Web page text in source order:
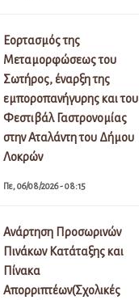
Εορτασμός της
Μεταμορφώσεως του
Σωτήρος, έναρξη της
εμποροπανήγυρης και του
Φεστιβάλ Γαστρονομίας
στην Αταλάντη του Δήμου
Λοκρών
Πε, 06/08/2026 - 08:15
Ανάρτηση Προσωρινών
Πινάκων Κατάταξης και
Πίνακα
Απορριπτέων(Σχολικές